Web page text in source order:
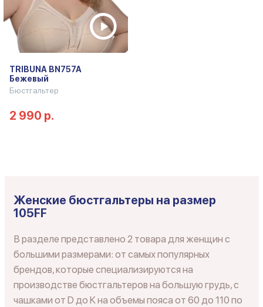
TRIBUNA BN757A
Бежевый
Бюстгальтер
2 990 р.
Женские бюстгальтеры на размер
105FF
В разделе представлено 2 товара для женщин с
большими размерами: от самых популярных
брендов, которые специализируются на
производстве бюстгальтеров на большую грудь, с
чашками от D до K на объемы пояса от 60 до 110 по